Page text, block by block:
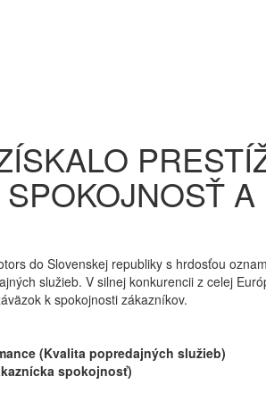
do Slovenskej republiky s hrdosťou
služieb. V silnej konkurencii z celej
k spokojnosti zákazníkov.
(Kvalita popredajných služieb)
spokojnosť)